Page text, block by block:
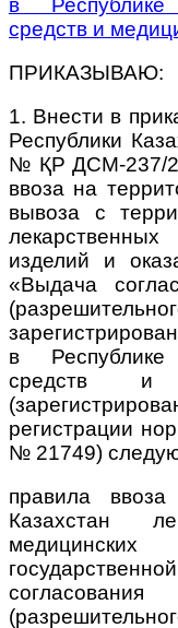
в Республике
средств и
ПРИКАЗЫВАЮ:
1. Внести в
Республики
№ ҚР ДСМ-237/
ввоза на
вывоза с
изделий и
«Выдача
в Республике
средств и
регистрации
№ 21749)
правила
Казахстан